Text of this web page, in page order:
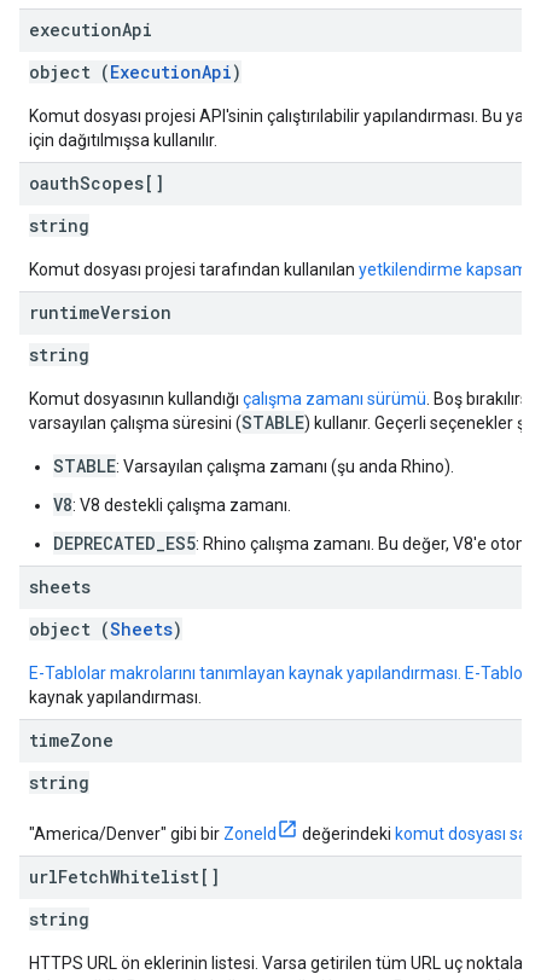
executionApi
object (ExecutionApi)
Komut dosyası projesi API'sinin çalıştırılabilir yapılandırması. Bu
için dağıtılmışsa kullanılır.
oauthScopes[]
string
Komut dosyası projesi tarafından kullanılan yetkilendirme
runtimeVersion
string
Komut dosyasının kullandığı çalışma zamanı sürümü . Boş
varsayılan çalışma süresini (STABLE) kullanır. Geçerli seçenekler
STABLE: Varsayılan çalışma zamanı (şu anda Rhino).
V8: V8 destekli çalışma zamanı.
DEPRECATED_ES5: Rhino çalışma zamanı. Bu değer, V8'e
sheets
object (Sheets)
E-Tablolar makrolarını tanımlayan kaynak yapılandırması. E-
kaynak yapılandırması.
timeZone
string
"America/Denver" gibi bir ZoneId değerindeki komut dosyası
urlFetchWhitelist[]
string
HTTPS URL ön eklerinin listesi. Varsa getirilen tüm URL uç